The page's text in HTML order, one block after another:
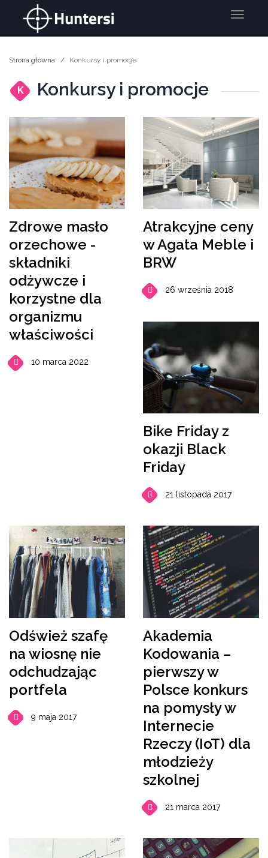
Menu
Strona główna Konkursy i promocje
K Konkursy i promocje
Zdrowe masło
orzechowe -
składniki
odżywcze i
korzystne dla
organizmu
właściwości
10 marca 2022
Atrakcyjne ceny
w Agata Meble i
BRW
26 września 2018
Bike Friday z
okazji Black
Friday
21 listopada 2017
Odśwież szafę
na wiosnę nie
odchudzając
portfela
9 maja 2017
Akademia
Kodowania –
pierwszy w
Polsce konkurs
na pomysły w
Internecie
Rzeczy (IoT) dla
młodzieży
szkolnej
21 marca 2017